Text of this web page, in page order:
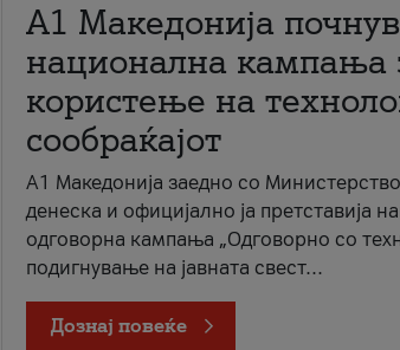
A1 Македонија
национална кампања
користење на
сообраќајот
A1 Македонија заедно со
денеска и официјално ја претставија
одговорна кампања „Одговорно со
подигнување на јавната свест...
Дознај повеќе